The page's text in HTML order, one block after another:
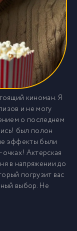
киноман. Я
и не могу
о последнем
был полон
эффекты были
Актерская
в напряжении до
погрузит вас
выбор. Не